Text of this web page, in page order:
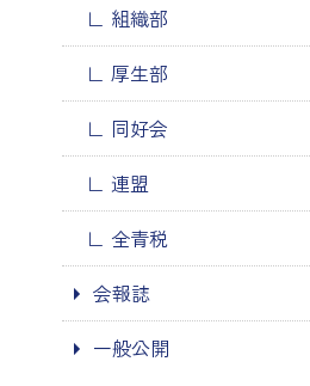
組織部
厚生部
同好会
連盟
全青税
会報誌
一般公開